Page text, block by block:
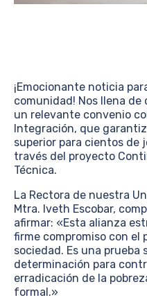
¡Emocionante noticia
comunidad! Nos llena
un relevante convenio
Integración, que
superior para cientos de
través del proyecto
Técnica.
La Rectora de nuestra
Mtra. Iveth Escobar,
afirmar: «Esta alianza
firme compromiso con el
sociedad. Es una prueba
determinación para
erradicación de la
formal.»